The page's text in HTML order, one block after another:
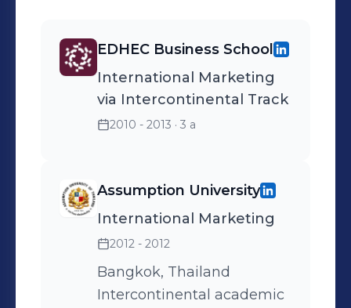
strategic innovations
(product launch and
development) ⇨
Packaging : mastering the
marketing :
implementation of in-store
promotion operations /
couponing / sampling
EDHEC Business School
International Marketing
via Intercontinental Track
2010 - 2013 · 3 a
Assumption University
International Marketing
2012 - 2012
Bangkok, Thailand
Intercontinental academic